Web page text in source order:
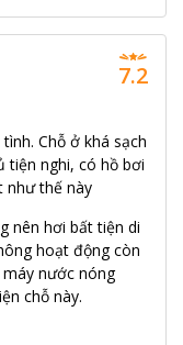
Chỗ ở khá sạch
tiện nghi, có hồ bơi
như thế này
nên hơi bất tiện di
hoạt động còn
nước nóng
chỗ này.
7.2